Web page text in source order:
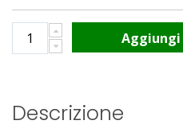
Descrizione